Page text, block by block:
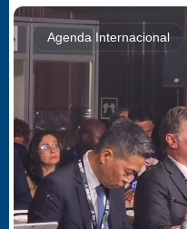
Agenda Internacional